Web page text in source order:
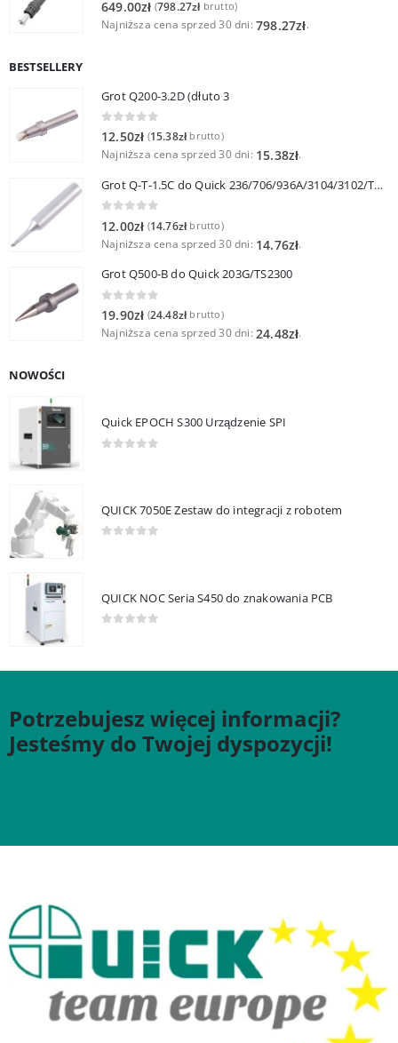
649.00zł (798.27złbrutto)
Najniższa cena sprzed 30 dni: 798.27zł.
BESTSELLERY
Grot Q200-3.2D (dłuto 3
0out of 5
12.50zł (15.38złbrutto)
Najniższa cena sprzed 30 dni: 15.38zł.
Grot Q-T-1.5C do Quick 236/706/936A/3104/3102/TS1100
12.00zł (14.76złbrutto)
Najniższa cena sprzed 30 dni: 14.76zł.
Grot Q500-B do Quick 203G/TS2300
0out of 5
19.90zł (24.48złbrutto)
Najniższa cena sprzed 30 dni: 24.48zł.
NOWOŚCI
Quick EPOCH S300 Urządzenie SPI
QUICK 7050E Zestaw do integracji z robotem
QUICK NOC Seria S450 do znakowania PCB
Potrzebujesz więcej informacji?
Jesteśmy do Twojej dyspozycji!